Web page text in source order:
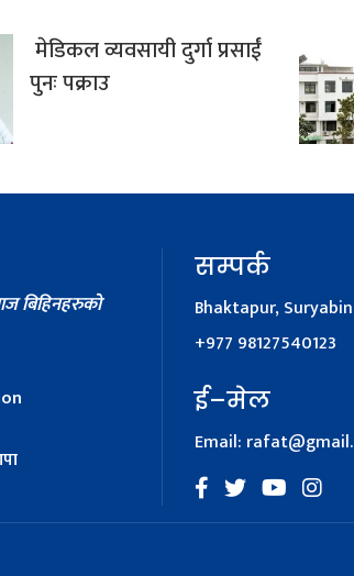
मेडिकल व्यवसायी दुर्गा प्रसाईं
पुनः पक्राउ
बिहिनहरुको
सम्पर्क
Bhaktapur,
+977 98127540123
ई–मेल
Email: